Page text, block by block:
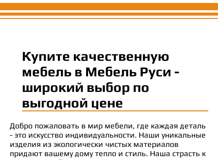
Купите качественную
мебель в Мебель Руси -
широкий выбор по
выгодной цене
Добро пожаловать в мир мебели, где каждая деталь
- это искусство индивидуальности. Наши уникальные
изделия из экологически чистых материалов
придают вашему дому тепло и стиль. Наша страсть к